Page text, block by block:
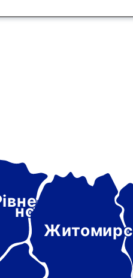
нська